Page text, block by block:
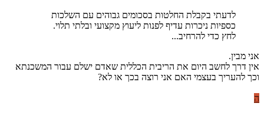
לדעתי בקבלת החלטות בסכומים גבוהים עם השלכות
כספיות ניכרות עדיף לפנות ליעוץ מקצועי ובלתי תלוי.
לחץ כדי להרחיב...
אני מבין.
אין דרך לחשב היום את הריבית הכללית שאדם ישלם עבור המשכנתא
וכך להעריך בעצמי האם אני רוצה בכך או לא?
ה